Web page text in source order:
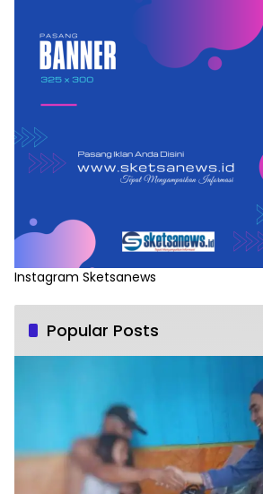
Instagram Sketsanews
Popular Posts